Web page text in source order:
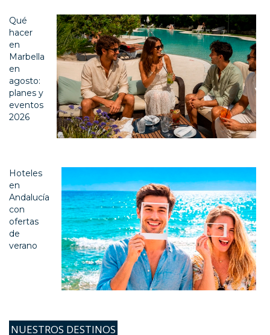
Qué
hacer
en
Marbella
en
agosto:
planes y
eventos
2026
Hoteles
en
Andalucía
con
ofertas
de
verano
NUESTROS DESTINOS